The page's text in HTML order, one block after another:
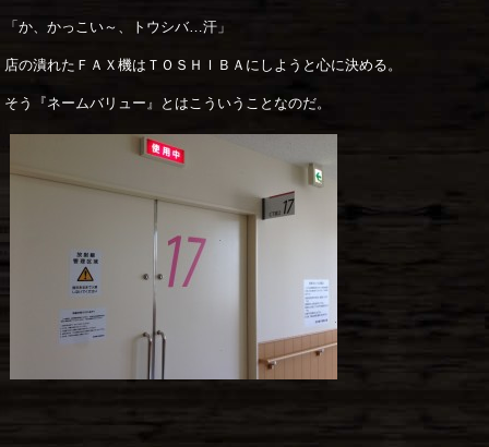
「か、かっこい～、トウシバ…汗」
店の潰れたＦＡＸ機はＴＯＳＨＩＢＡにしようと心に決める。
そう『ネームバリュー』とはこういうことなのだ。